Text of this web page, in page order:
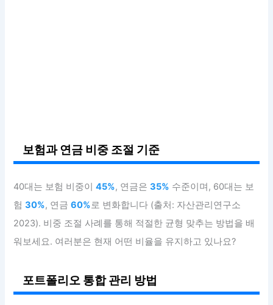
보험과 연금 비중 조절 기준
40대는 보험 비중이45%, 연금은35% 수준이며, 60대는 보
험30%, 연금60%로 변화합니다 (출처: 자산관리연구소
2023). 비중 조절 사례를 통해 적절한 균형 맞추는 방법을 배
워보세요. 여러분은 현재 어떤 비율을 유지하고 있나요?
포트폴리오 통합 관리 방법